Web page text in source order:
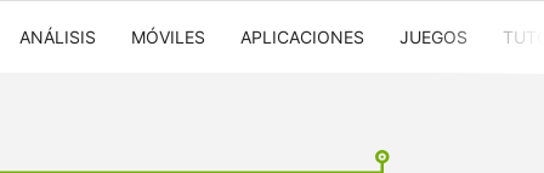
ANÁLISIS MÓVILES APLICACIONES JUEGOS